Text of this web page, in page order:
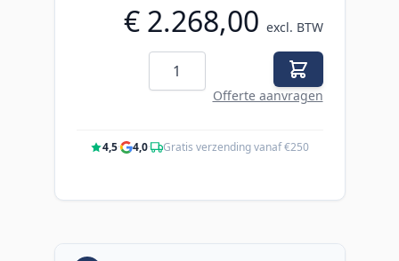
€ 2.268,00 excl. BTW
Aantal
Offerte aanvragen
4,5· 4,0· Gratis verzending vanaf €250